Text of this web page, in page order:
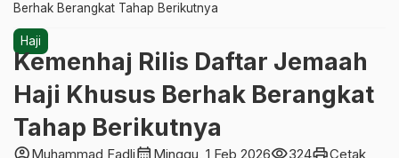
Berhak Berangkat Tahap Berikutnya
Haji
Kemenhaj Rilis Daftar Jemaah
Haji Khusus Berhak Berangkat
Tahap Berikutnya
Muhammad Fadli Minggu, 1 Feb 2026 324 Cetak